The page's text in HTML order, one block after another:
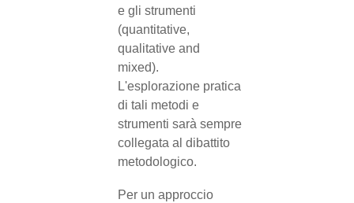
e gli strumenti
(quantitative,
qualitative and
mixed).
L'esplorazione pratica
di tali metodi e
strumenti sarà sempre
collegata al dibattito
metodologico.
Per un approccio